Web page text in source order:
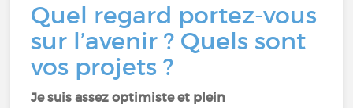
Quel regard portez-vous
sur l’avenir ? Quels sont
vos projets ?
Je suis assez optimiste et plein